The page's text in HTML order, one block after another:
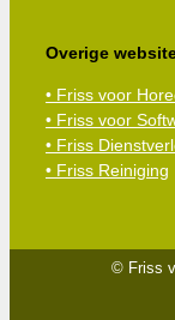
Overige
• Friss voor
• Friss voor
• Friss
• Friss Reiniging
© Friss